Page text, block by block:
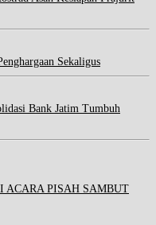
Sekaligus
Bank Jatim Tumbuh
ACARA PISAH SAMBUT